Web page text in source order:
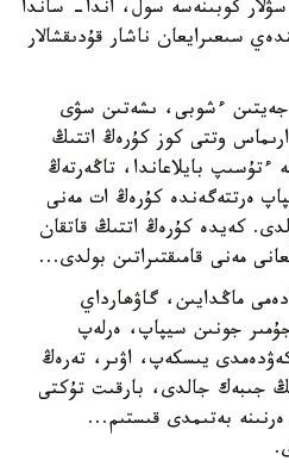
كوبىنەسە سول، اندا- ساندا
سىعىرايعان ناشار قۇدىقشالار
ءشوبى، ىشەتىن سۋى
وتتى كوز كۇرەڭ اتتىڭ
بايلاعاندا، تاڭەرتەڭ
ەرتتەگەندە كۇرەڭ ات مەنى
كەيدە كۇرەڭ اتتىڭ قاتقان
مەنى قامىقتىراتىن بولدى...
ماڭدايىن، گاۋھارداي
جونىن سيپاپ، ەرلەپ
يىسكەپ، اۋىر، تەرەڭ
جىبەك جالدى، بارقىت تۇكتى
ەرنىنە بەتىمدى قىستىم...